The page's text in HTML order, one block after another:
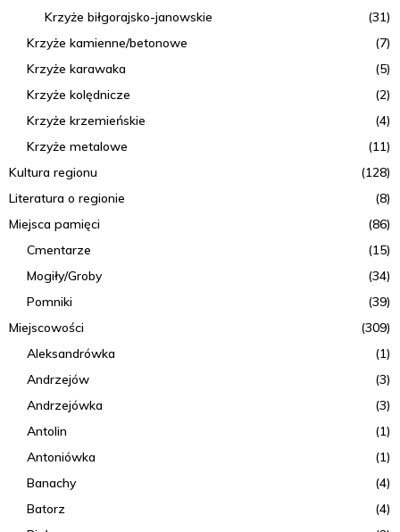
Krzyże biłgorajsko-janowskie
(31)
Krzyże kamienne/betonowe
(7)
Krzyże karawaka
(5)
Krzyże kolędnicze
(2)
Krzyże krzemieńskie
(4)
Krzyże metalowe
(11)
Kultura regionu
(128)
Literatura o regionie
(8)
Miejsca pamięci
(86)
Cmentarze
(15)
Mogiły/Groby
(34)
Pomniki
(39)
Miejscowości
(309)
Aleksandrówka
(1)
Andrzejów
(3)
Andrzejówka
(3)
Antolin
(1)
Antoniówka
(1)
Banachy
(4)
Batorz
(4)